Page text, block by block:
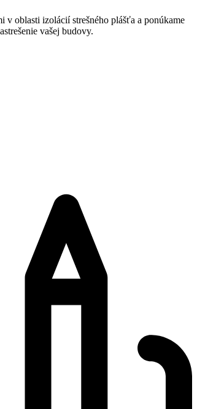
v oblasti izolácií strešného plášťa a ponúkame
vašej budovy.